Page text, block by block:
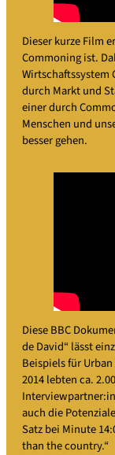
Dieser kurze Film
Commoning ist.
Wirtschaftssystem
durch Markt und
einer durch
Menschen und
besser gehen.
Diese BBC
de David“ lässt
Beispiels für
2014 lebten ca.
auch die
Satz bei Minute
than the country.“